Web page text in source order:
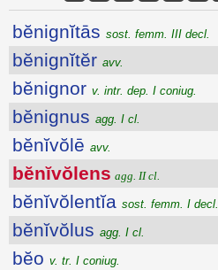
bĕnignĭtās sost. femm. III decl.
bĕnignĭtĕr avv.
bĕnignor v. intr. dep. I coniug.
bĕnignus agg. I cl.
bĕnĭvŏlē avv.
bĕnĭvŏlens agg. II cl.
bĕnĭvŏlentĭa sost. femm. I decl.
bĕnĭvŏlus agg. I cl.
bĕo v. tr. I coniug.